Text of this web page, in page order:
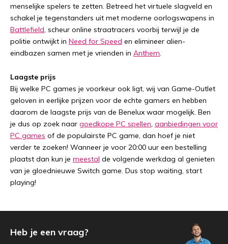
menselijke spelers te zetten. Betreed het virtuele slagveld en
schakel je tegenstanders uit met moderne oorlogswapens in
Battlefield, scheur online straatracers voorbij terwijl je de
politie ontwijkt in Need for Speed en elimineer alien-
eindbazen samen met je vrienden in Anthem.
Laagste prijs
Bij welke PC games je voorkeur ook ligt, wij van Game-Outlet
geloven in eerlijke prijzen voor de echte gamers en hebben
daarom de laagste prijs van de Benelux waar mogelijk. Ben
je dus op zoek naar goedkope PC spellen, aanbiedingen voor
PC games of de populairste PC game, dan hoef je niet
verder te zoeken! Wanneer je voor 20:00 uur een bestelling
plaatst dan kun je meestal de volgende werkdag al genieten
van je gloednieuwe Switch game. Dus stop waiting, start
playing!
Heb je een vraag?